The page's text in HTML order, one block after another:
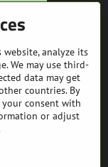
analyze its
We may use third-
data may get
countries. By
your consent with
or adjust